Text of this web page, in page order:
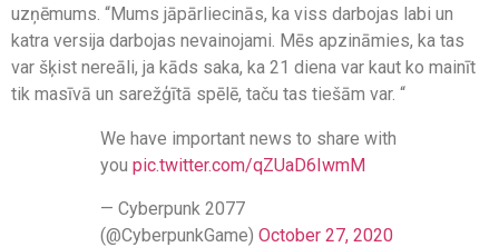
uzņēmums. “Mums jāpārliecinās, ka viss darbojas labi un
katra versija darbojas nevainojami. Mēs apzināmies, ka tas
var šķist nereāli, ja kāds saka, ka 21 diena var kaut ko mainīt
tik masīvā un sarežģītā spēlē, taču tas tiešām var. “
We have important news to share with
you pic.twitter.com/qZUaD6IwmM
— Cyberpunk 2077
(@CyberpunkGame) October 27, 2020